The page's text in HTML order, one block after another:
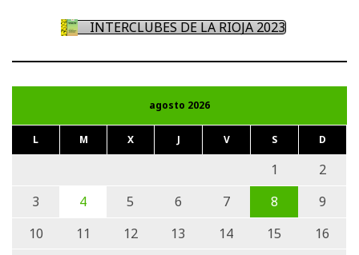
INTERCLUBES DE LA RIOJA 2023
agosto 2026
L M X J V S D
1
2
3
4 5 6 7 8
9
10
11 12 13 14 15
16